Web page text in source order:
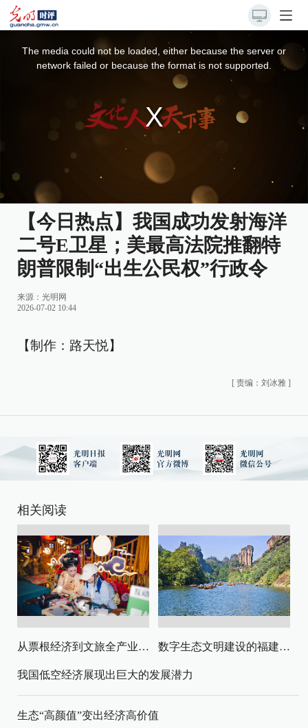
The media could not be loaded, either because the server or
network failed or because the format is not supported.
【今日热点】我国成功发射海洋
二号E卫星；美最高法院推翻特
朗普限制“出生公民权”行政令
来源：光明网
2026-07-02 10:44
【制作：路天悦】
[ 责编：刘冰雅 ]
相关阅读
从票根经济到文旅全产业链升级 数字生态文明建设的福建路径与启示
我国低空经济展现出巨大的发展潜力
生态“高颜值”变出经济高价值